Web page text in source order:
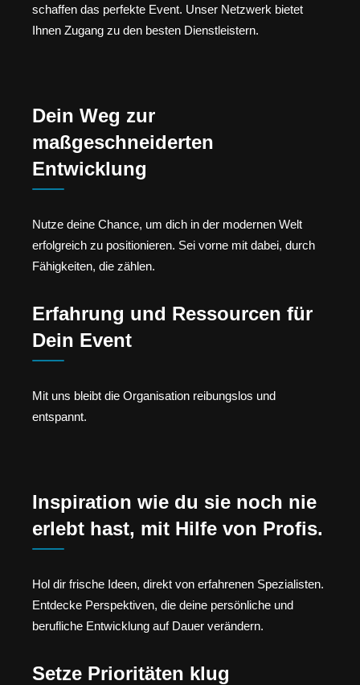
schaffen das perfekte Event. Unser Netzwerk bietet
Ihnen Zugang zu den besten Dienstleistern.
Dein Weg zur
maßgeschneiderten
Entwicklung
Nutze deine Chance, um dich in der modernen Welt
erfolgreich zu positionieren. Sei vorne mit dabei, durch
Fähigkeiten, die zählen.
Erfahrung und Ressourcen für
Dein Event
Mit uns bleibt die Organisation reibungslos und
entspannt.
Inspiration wie du sie noch nie
erlebt hast, mit Hilfe von Profis.
Hol dir frische Ideen, direkt von erfahrenen Spezialisten.
Entdecke Perspektiven, die deine persönliche und
berufliche Entwicklung auf Dauer verändern.
Setze Prioritäten klug